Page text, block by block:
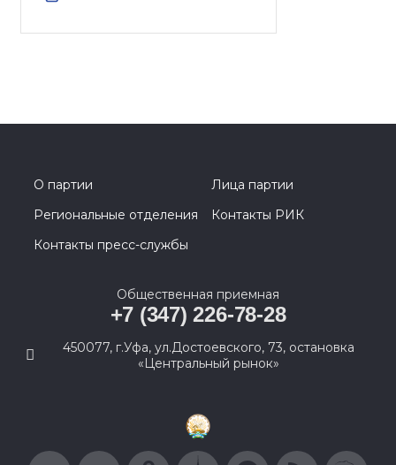
О партии
Лица партии
Региональные отделения
Контакты РИК
Контакты пресс-службы
Общественная приемная
+7 (347) 226-78-28
450077, г.Уфа, ул.Достоевского, 73, остановка
«Центральный рынок»